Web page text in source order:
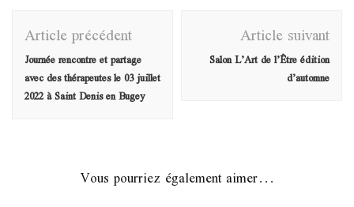
Navigation
d'article
Article précédent
Journée rencontre et partage
avec des thérapeutes le 03 juillet
2022 à Saint Denis en Bugey
Article suivant
Salon L’Art de l’Être édition
d’automne
Vous pourriez également aimer...